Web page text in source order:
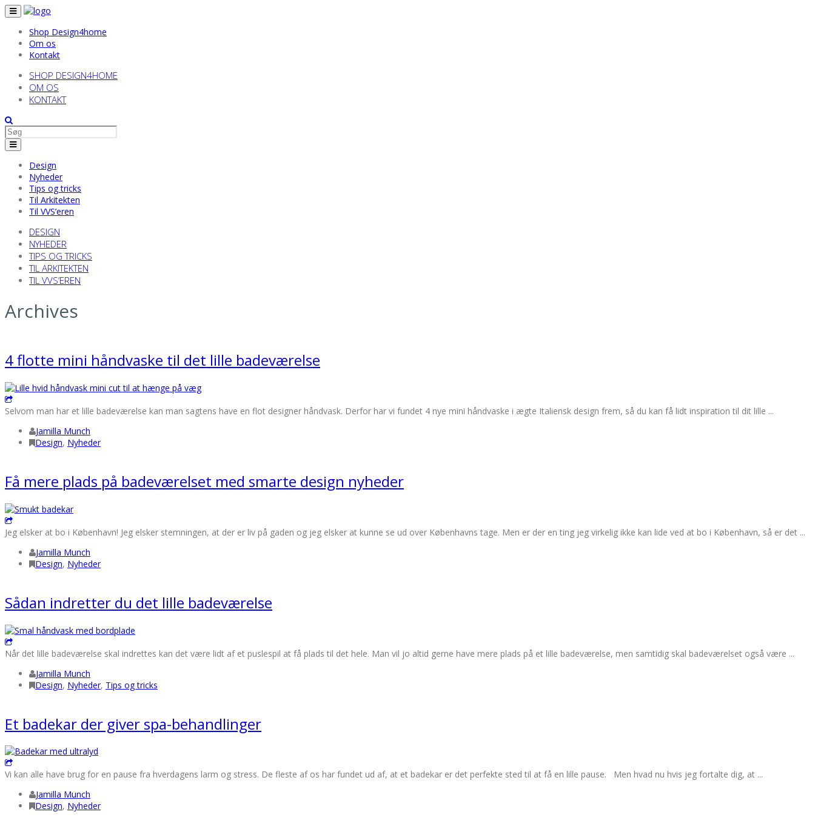
Shop Design4home
Om os
Kontakt
SHOP DESIGN4HOME
OM OS
KONTAKT
Design
Nyheder
Tips og tricks
Til Arkitekten
Til VVS’eren
DESIGN
NYHEDER
TIPS OG TRICKS
TIL ARKITEKTEN
TIL VVS’EREN
Archives
4 flotte mini håndvaske til det lille badeværelse
Selvom man har et lille badeværelse kan man sagtens have en flot designer håndvask. Derfor har vi fundet 4 nye mini håndvaske i ægte Italiensk design frem, så du kan få lidt inspiration til dit lille ...
Jamilla Munch
Design, Nyheder
Få mere plads på badeværelset med smarte design nyheder
Jeg elsker at bo i København! Jeg elsker stemningen, at der er liv på gaden og jeg elsker at kunne se ud over Københavns tage. Men er der en ting jeg virkelig ikke kan lide ved at bo i København, så er det ...
Jamilla Munch
Design, Nyheder
Sådan indretter du det lille badeværelse
Når det lille badeværelse skal indrettes kan det være lidt af et puslespil at få plads til det hele. Man vil jo altid gerne have mere plads på et lille badeværelse, men samtidig skal badeværelset også være ...
Jamilla Munch
Design, Nyheder, Tips og tricks
Et badekar der giver spa-behandlinger
Vi kan alle have brug for en pause fra hverdagens larm og stress. De fleste af os har fundet ud af, at et badekar er det perfekte sted til at få en lille pause. Men hvad nu hvis jeg fortalte dig, at ...
Jamilla Munch
Design, Nyheder